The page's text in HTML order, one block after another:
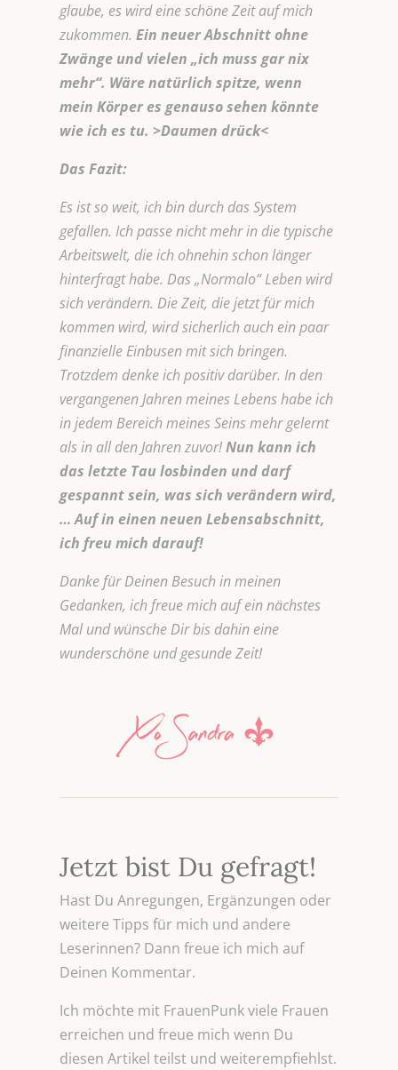
glaube, es wird eine schöne Zeit auf mich
zukommen.Ein neuer Abschnitt ohne
Zwänge und vielen „ich muss gar nix
mehr“. Wäre natürlich spitze, wenn
mein Körper es genauso sehen könnte
wie ich es tu. >Daumen drück<
Das Fazit:
Es ist so weit, ich bin durch das System
gefallen. Ich passe nicht mehr in die typische
Arbeitswelt, die ich ohnehin schon länger
hinterfragt habe. Das „Normalo“ Leben wird
sich verändern. Die Zeit, die jetzt für mich
kommen wird, wird sicherlich auch ein paar
finanzielle Einbusen mit sich bringen.
Trotzdem denke ich positiv darüber. In den
vergangenen Jahren meines Lebens habe ich
in jedem Bereich meines Seins mehr gelernt
als in all den Jahren zuvor!Nun kann ich
das letzte Tau losbinden und darf
gespannt sein, was sich verändern wird,
… Auf in einen neuen Lebensabschnitt,
ich freu mich darauf!
Danke für Deinen Besuch in meinen
Gedanken, ich freue mich auf ein nächstes
Mal und wünsche Dir bis dahin eine
wunderschöne und gesunde Zeit!
Jetzt bist Du gefragt!
Hast Du Anregungen, Ergänzungen oder
weitere Tipps für mich und andere
Leserinnen? Dann freue ich mich auf
Deinen Kommentar.
Ich möchte mit FrauenPunk viele Frauen
erreichen und freue mich wenn Du
diesen Artikel teilst und weiterempfiehlst.